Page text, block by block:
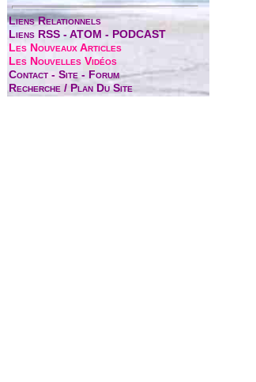
Liens Relationnels
Liens RSS - ATOM - PODCAST
Les Nouveaux Articles
Les Nouvelles Vidéos
Contact - Site - Forum
Recherche / Plan Du Site